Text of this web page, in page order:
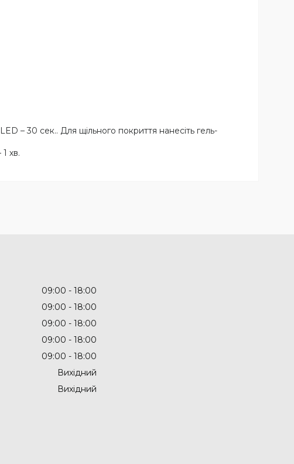
– 30 сек.. Для щільного покриття нанесіть гель-
хв.
09:00
18:00
09:00
18:00
09:00
18:00
09:00
18:00
09:00
18:00
Вихідний
Вихідний